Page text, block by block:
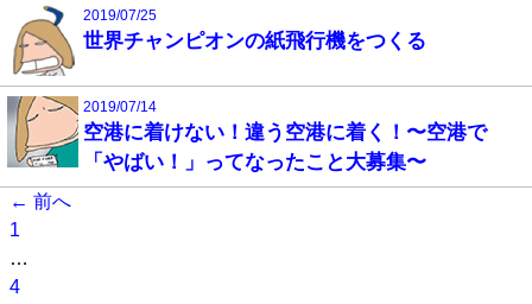
2019/07/25
世界チャンピオンの紙飛行機をつくる
2019/07/14
空港に着けない！違う空港に着く！〜空港で
「やばい！」ってなったこと大募集〜
← 前へ
1
…
4